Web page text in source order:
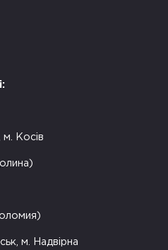
м. Косів
м. Надвірна